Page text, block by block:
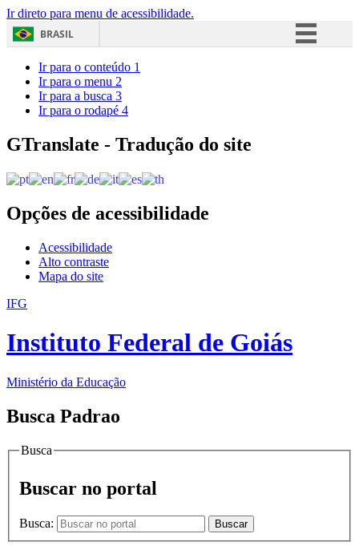
Ir direto para menu de acessibilidade.
BRASIL
Acesso à informação
Ir para o conteúdo 1
Ir para o menu 2
Ir para a busca 3
Ir para o rodapé 4
GTranslate - Tradução do site
Opções de acessibilidade
Acessibilidade
Alto contraste
Mapa do site
IFG
Instituto Federal de Goiás
Ministério da Educação
Busca Padrao
Busca
Buscar no portal
Busca: Buscar